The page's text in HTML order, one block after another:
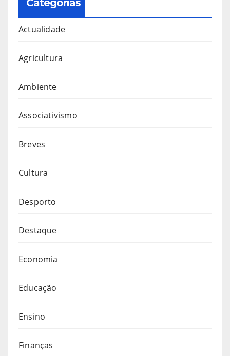
Categorias
Actualidade
Agricultura
Ambiente
Associativismo
Breves
Cultura
Desporto
Destaque
Economia
Educação
Ensino
Finanças